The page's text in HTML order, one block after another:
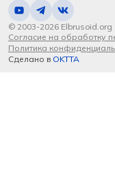
© 2003-2026 Elbrusoid.org
Согласие на обработку
Политика
Сделано в OKTTA